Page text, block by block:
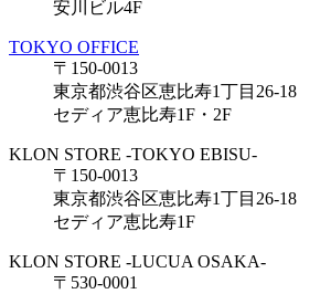
安川ビル4F
TOKYO OFFICE
〒150-0013
東京都渋谷区恵比寿1丁目26-18
セディア恵比寿1F・2F
KLON STORE -TOKYO EBISU-
〒150-0013
東京都渋谷区恵比寿1丁目26-18
セディア恵比寿1F
KLON STORE -LUCUA OSAKA-
〒530-0001